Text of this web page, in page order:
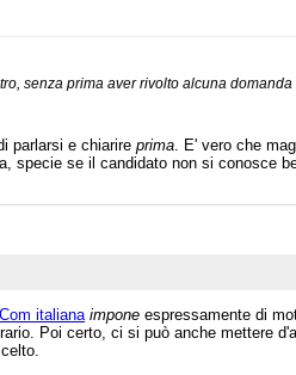
senza prima aver rivolto alcuna
parlarsi e chiarireprima . E' vero che
specie se il candidato non si conosce
italiana impone espressamente di
Poi certo, ci si può anche mettere